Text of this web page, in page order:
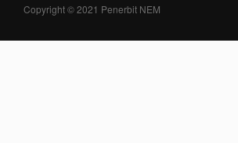
Copyright © 2021 Penerbit NEM